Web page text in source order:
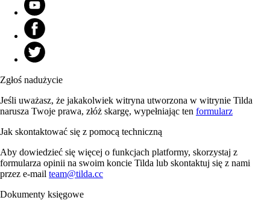
Zgłoś nadużycie
Jeśli uważasz, że jakakolwiek witryna utworzona w witrynie Tilda
narusza Twoje prawa, złóż skargę, wypełniając ten formularz
Jak skontaktować się z pomocą techniczną
Aby dowiedzieć się więcej o funkcjach platformy, skorzystaj z
formularza opinii na swoim koncie Tilda lub skontaktuj się z nami
przez e-mail team@tilda.cc
Dokumenty księgowe